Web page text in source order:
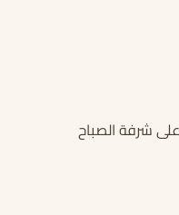
على شرفة الصباح